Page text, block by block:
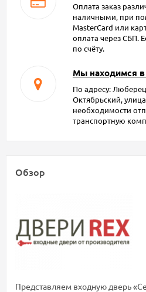
Оплата заказ
наличными, при
MasterCard или
оплата через СБП.
по счёту.
Мы находимся
По адресу:
Октябрьский,
необходимости
транспортную
Обзор
Представляем входную дверь